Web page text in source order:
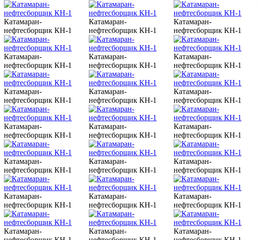
Катамаран-
нефтесборщик КН-1
Катамаран-
нефтесборщик КН-1
Катамаран-
нефтесборщик КН-1
Катамаран-
нефтесборщик КН-1
Катамаран-
нефтесборщик КН-1
Катамаран-
нефтесборщик КН-1
Катамаран-
нефтесборщик КН-1
Катамаран-
нефтесборщик КН-1
Катамаран-
нефтесборщик КН-1
Катамаран-
нефтесборщик КН-1
Катамаран-
нефтесборщик КН-1
Катамаран-
нефтесборщик КН-1
Катамаран-
нефтесборщик КН-1
Катамаран-
нефтесборщик КН-1
Катамаран-
нефтесборщик КН-1
Катамаран-
нефтесборщик КН-1
Катамаран-
нефтесборщик КН-1
Катамаран-
нефтесборщик КН-1
Катамаран-
Катамаран-
Катамаран-